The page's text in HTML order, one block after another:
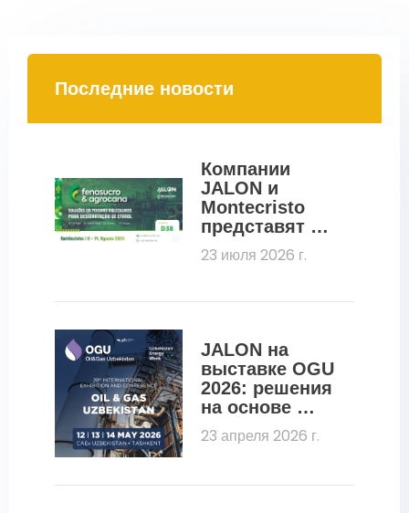
Последние новости
Компании
JALON и
Montecristo
представят на
выставке
Fenasucro
молекулярные
дегидратации
этанола
23 июля 2026 г.
JALON на
выставке OGU
2026: решения
на основе
молекулярных
сит для
отрасли
23 апреля 2026 г.